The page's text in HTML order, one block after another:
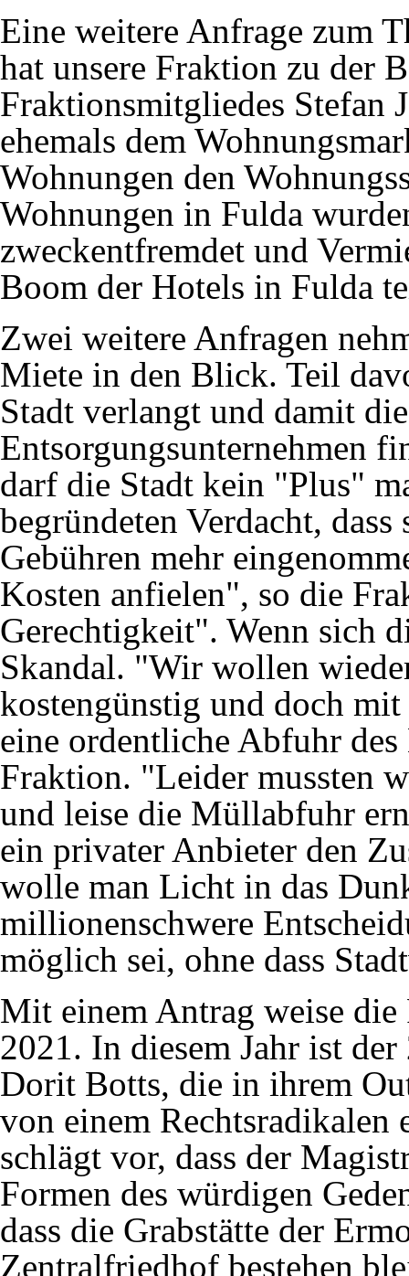
Eine weitere Anfrage zum
hat unsere Fraktion zu der
Fraktionsmitgliedes Stefan
ehemals dem
Wohnungen den
Wohnungen in Fulda
zweckentfremdet und
Boom der Hotels in Fulda
Zwei weitere Anfragen
Miete in den Blick. Teil
Stadt verlangt und damit
Entsorgungsunternehmen
darf die Stadt kein "Plus"
begründeten Verdacht,
Gebühren mehr
Kosten anfielen", so die
Gerechtigkeit". Wenn sich
Skandal. "Wir wollen
kostengünstig und doch
eine ordentliche Abfuhr
Fraktion. "Leider mussten
und leise die Müllabfuhr
ein privater Anbieter den
wolle man Licht in das
millionenschwere
möglich sei, ohne dass
Mit einem Antrag weise
2021. In diesem Jahr ist
Dorit Botts, die in ihrem
von einem
schlägt vor, dass der
Formen des würdigen
dass die Grabstätte der
Zentralfriedhof bestehen